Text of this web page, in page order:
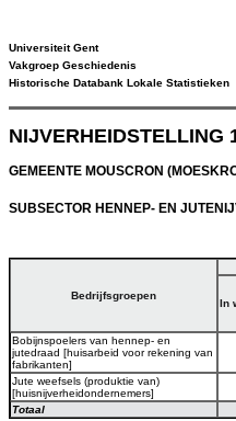
Universiteit Gent
Vakgroep Geschiedenis
Historische Databank Lokale Statistieken
NIJVERHEIDSTELLING
GEMEENTE MOUSCRON
SUBSECTOR HENNEP- EN
Bedrijfsgroepen
In
Bobijnspoelers van hennep- en
jutedraad [huisarbeid voor rekening van
fabrikanten]
Jute weefsels (produktie van)
[huisnijverheidondernemers]
Totaal